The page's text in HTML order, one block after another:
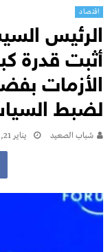
اقتصاد
الرئيس
أثبت قدرة
الأزمات
لضبط
شباب الصعيد يناير 21, 2026